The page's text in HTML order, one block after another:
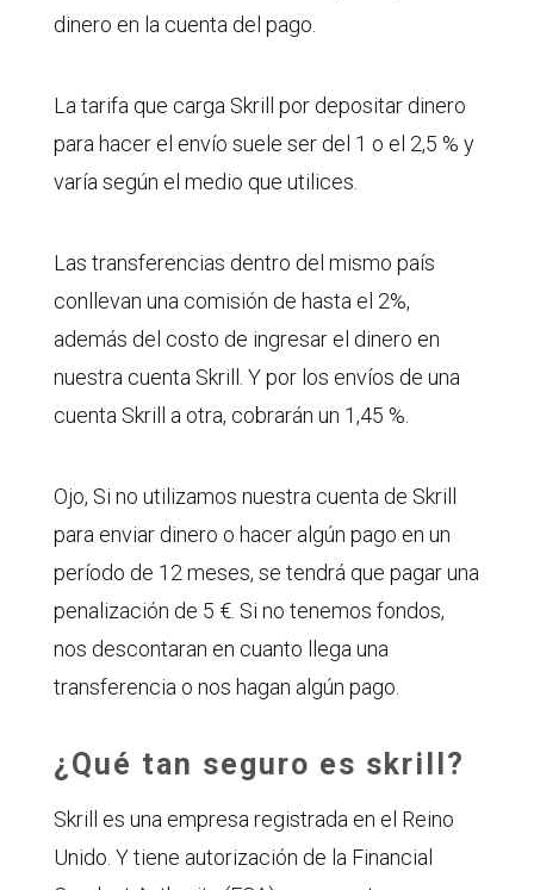
dinero en la cuenta del pago.
La tarifa que carga Skrill por depositar dinero
para hacer el envío suele ser del 1 o el 2,5 % y
varía según el medio que utilices.
Las transferencias dentro del mismo país
conllevan una comisión de hasta el 2%,
además del costo de ingresar el dinero en
nuestra cuenta Skrill. Y por los envíos de una
cuenta Skrill a otra, cobrarán un 1,45 %.
Ojo, Si no utilizamos nuestra cuenta de Skrill
para enviar dinero o hacer algún pago en un
período de 12 meses, se tendrá que pagar una
penalización de 5 €. Si no tenemos fondos,
nos descontaran en cuanto llega una
transferencia o nos hagan algún pago.
¿Qué tan seguro es skrill?
Skrill es una empresa registrada en el Reino
Unido. Y tiene autorización de la Financial